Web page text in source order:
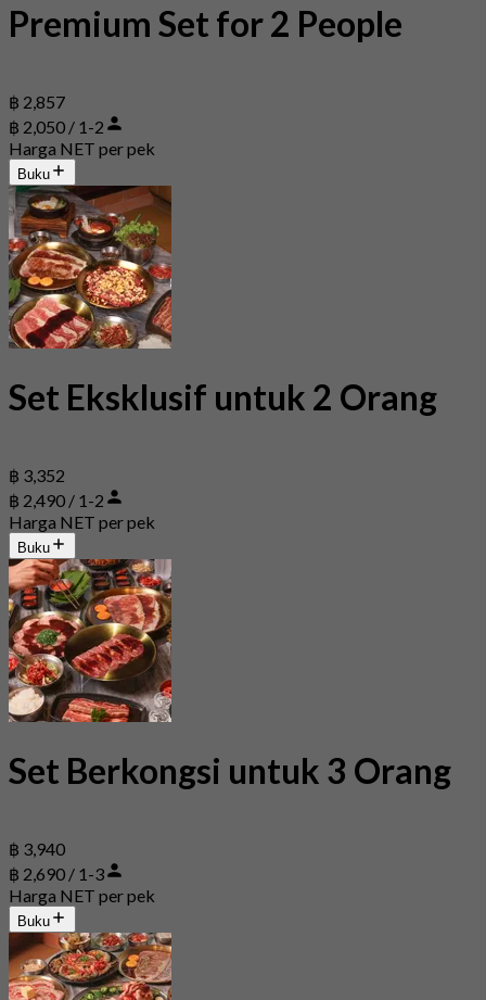
Premium Set for 2 People
฿ 2,857
฿ 2,050 / 1-2
Harga NET per pek
Buku
Set Eksklusif untuk 2 Orang
฿ 3,352
฿ 2,490 / 1-2
Harga NET per pek
Buku
Set Berkongsi untuk 3 Orang
฿ 3,940
฿ 2,690 / 1-3
Harga NET per pek
Buku